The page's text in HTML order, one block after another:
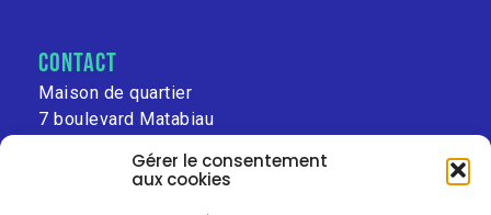
Gérer le consentement
aux cookies
contact
Maison de quartier
7 boulevard Matabiau